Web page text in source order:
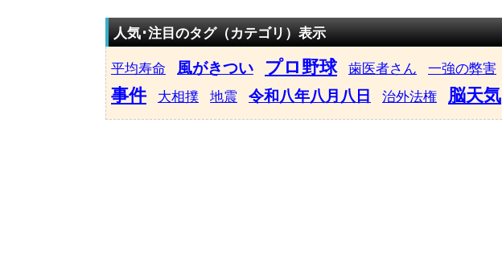
人気･注目のタグ（カテゴリ）表示
平均寿命 風がきつい プロ野球 歯医者さん 一強の弊害
事件
大相撲 地震 令和八年八月八日 治外法権 脳天気